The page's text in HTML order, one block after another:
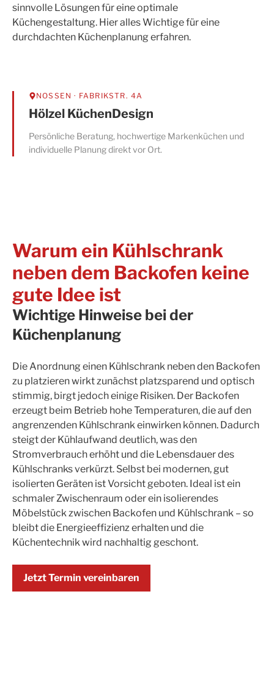
sinnvolle Lösungen für eine optimale
Küchengestaltung. Hier alles Wichtige für eine
durchdachten Küchenplanung erfahren.
NOSSEN · FABRIKSTR. 4A
Hölzel KüchenDesign
Persönliche Beratung, hochwertige Markenküchen und
individuelle Planung direkt vor Ort.
Warum ein Kühlschrank
neben dem Backofen keine
gute Idee ist
Wichtige Hinweise bei der
Küchenplanung
Die Anordnung einen Kühlschrank neben den Backofen
zu platzieren wirkt zunächst platzsparend und optisch
stimmig, birgt jedoch einige Risiken. Der Backofen
erzeugt beim Betrieb hohe Temperaturen, die auf den
angrenzenden Kühlschrank einwirken können. Dadurch
steigt der Kühlaufwand deutlich, was den
Stromverbrauch erhöht und die Lebensdauer des
Kühlschranks verkürzt. Selbst bei modernen, gut
isolierten Geräten ist Vorsicht geboten. Ideal ist ein
schmaler Zwischenraum oder ein isolierendes
Möbelstück zwischen Backofen und Kühlschrank – so
bleibt die Energieeffizienz erhalten und die
Küchentechnik wird nachhaltig geschont.
Jetzt Termin vereinbaren